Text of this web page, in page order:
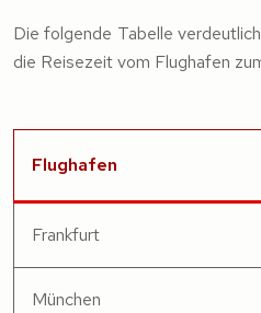
Die folgende Tabelle
die Reisezeit vom Flughafen
Flughafen
Frankfurt
München